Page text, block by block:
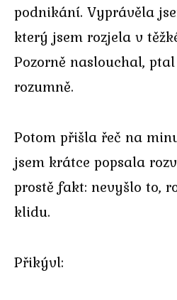
podnikání. Vyprávěla
který jsem rozjela v
Pozorně naslouchal,
rozumně.
Potom přišla řeč na
jsem krátce popsala
prostě fakt: nevyšlo to,
klidu.
Přikývl: